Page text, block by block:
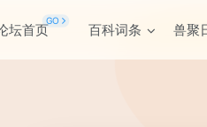
坛首页GO 百科词条 兽聚